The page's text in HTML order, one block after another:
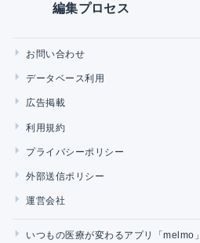
編集プロセス
お問い合わせ
データベース利用
広告掲載
利用規約
プライバシーポリシー
外部送信ポリシー
運営会社
いつもの医療が変わるアプリ「melmo」